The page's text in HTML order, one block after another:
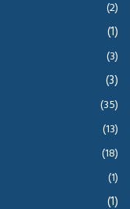
(2)
(1)
(3)
(3)
(35)
(13)
(18)
(1)
(1)